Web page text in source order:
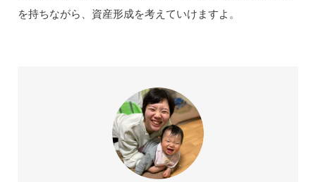
を持ちながら、資産形成を考えていけますよ。